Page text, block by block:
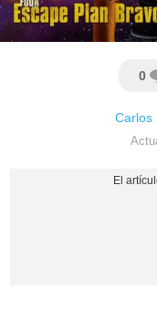
0
Carlos